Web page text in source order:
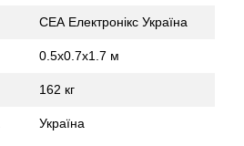
СЕА Електронікс Україна
0.5х0.7х1.7 м
162 кг
Україна